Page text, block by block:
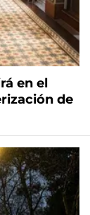
en el
de